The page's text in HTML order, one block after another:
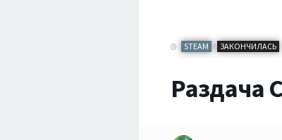
STEAM / ЗАКОНЧИЛАСЬ
Раздача